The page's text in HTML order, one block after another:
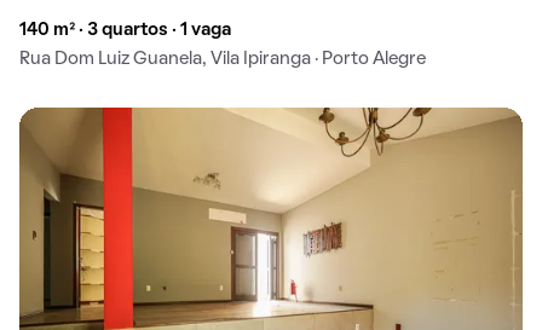
140 m² · 3 quartos · 1 vaga
Rua Dom Luiz Guanela, Vila Ipiranga · Porto Alegre